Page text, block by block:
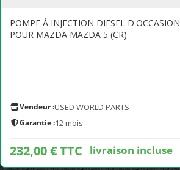
POMPE À INJECTION DIESEL D'OCCASION
POUR MAZDA MAZDA 5 (CR)
Vendeur :USED WORLD PARTS
Garantie :12 mois
232,00 € TTC livraison incluse